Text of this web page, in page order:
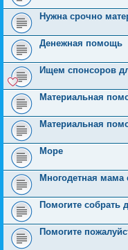
Нужна срочно
Денежная помощь
Ищем спонсоров
Материальная
Материальная
Море
Многодетная мама
Помогите собрать
Помогите